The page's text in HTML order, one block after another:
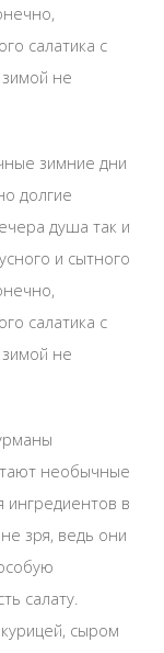
салатика с
не
зимние дни
долгие
душа так и
и сытного
салатика с
не
необычные
ингредиентов в
зря, ведь они
салату.
сыром